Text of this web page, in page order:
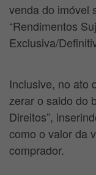
venda do imóvel
“Rendimentos
Exclusiva/
Inclusive, no ato
zerar o saldo do
Direitos”,
como o valor da
comprador.